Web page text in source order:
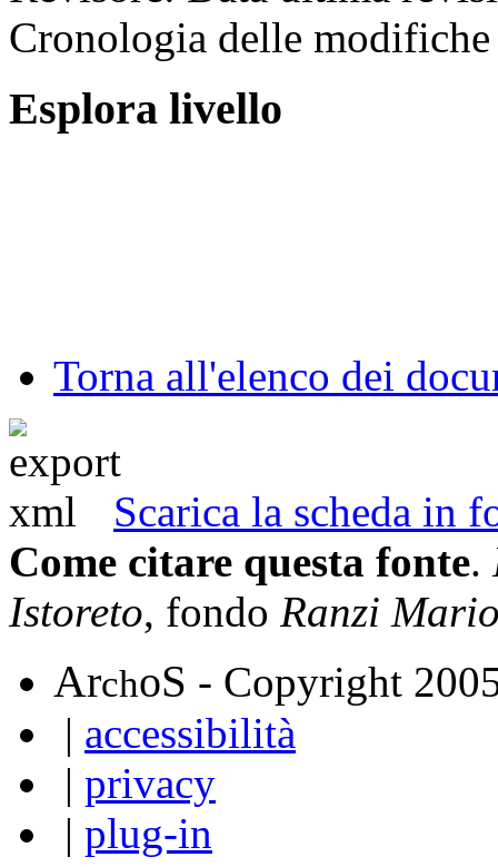
Cronologia delle
Esplora livello
Torna all'elenco dei
Scarica la scheda in
Come citare questa fonte.
Istoreto, fondo Ranzi
ArchoS - Copyright
| accessibilità
| privacy
| plug-in